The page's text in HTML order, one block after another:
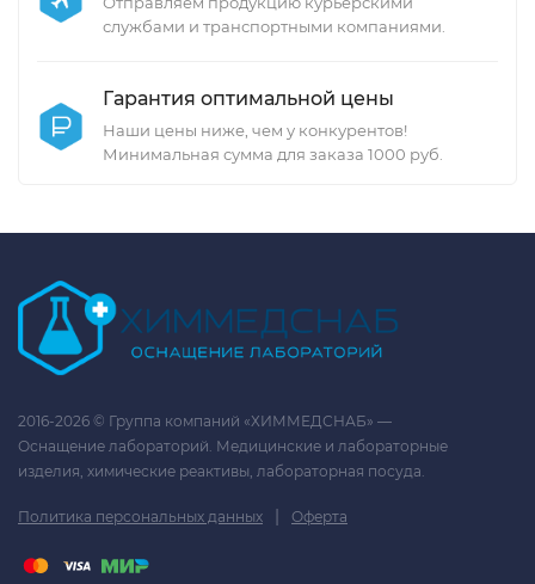
службами и транспортными компаниями.
Гарантия оптимальной цены
Наши цены ниже, чем у конкурентов!
Минимальная сумма для заказа 1000 руб.
2016-2026 © Группа компаний «ХИММЕДСНАБ» —
Оснащение лабораторий. Медицинские и лабораторные
изделия, химические реактивы, лабораторная посуда.
Политика персональных данных | Оферта